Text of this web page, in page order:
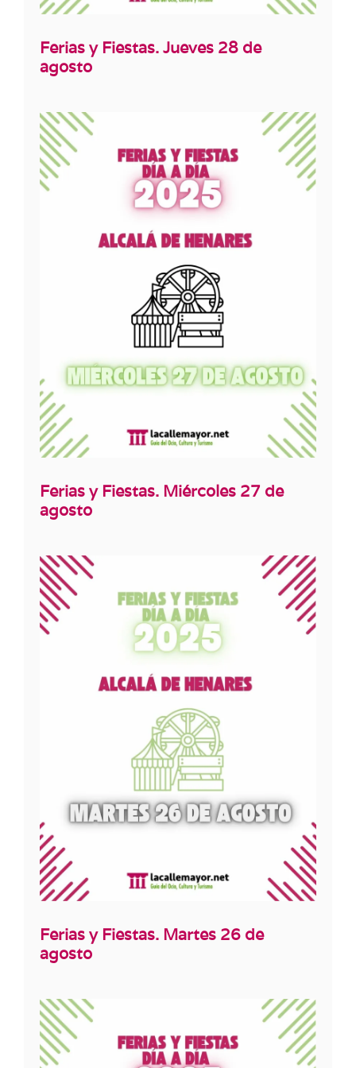
Ferias y Fiestas. Jueves 28 de
agosto
Ferias y Fiestas. Miércoles 27 de
agosto
Ferias y Fiestas. Martes 26 de
agosto